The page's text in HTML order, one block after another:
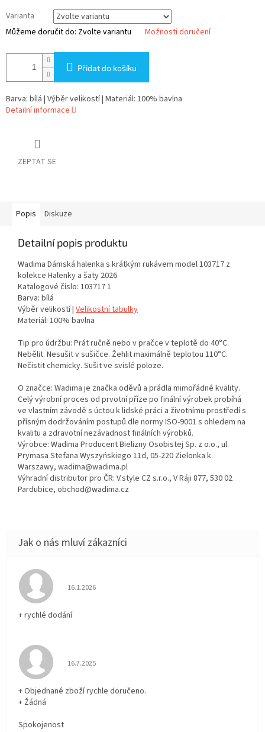
Varianta
Můžeme doručit do: Zvolte variantu Možnosti doručení
Přidat do košíku
Barva: bílá | Výběr velikostí | Materiál: 100% bavlna
Detailní informace
ZEPTAT SE
Popis Diskuze
Detailní popis produktu
Wadima Dámská halenka s krátkým rukávem model 103717 z
kolekce Halenky a šaty 2026
Katalogové číslo: 103717 1
Barva: bílá
Výběr velikostí | Velikostní tabulky
Materiál: 100% bavlna
Tip pro údržbu: Prát ručně nebo v pračce v teplotě do 40°C.
Nebělit. Nesušit v sušičce. Žehlit maximálně teplotou 110°C.
Nečistit chemicky. Sušit ve svislé poloze.
O značce: Wadima je značka oděvů a prádla mimořádné kvality.
Celý výrobní proces od prvotní příze po finální výrobek probíhá
ve vlastním závodě s úctou k lidské práci a životnímu prostředí s
přísným dodržováním postupů dle normy ISO-9001 s ohledem na
kvalitu a zdravotní nezávadnost finálních výrobků.
Výrobce: Wadima Producent Bielizny Osobistej Sp. z o.o., ul.
Prymasa Stefana Wyszyńskiego 11d, 05-220 Zielonka k.
Warszawy, wadima@wadima.pl
Výhradní distributor pro ČR: V.style CZ s.r.o., V Ráji 877, 530 02
Pardubice, obchod@wadima.cz
Hodnocení obchodu je 5 z 5 hvězdiček.
16.1.2026
+ rychlé dodání
Hodnocení obchodu je 5 z 5 hvězdiček.
16.7.2025
+ Objednané zboží rychle doručeno.
+ Žádná
Spokojenost